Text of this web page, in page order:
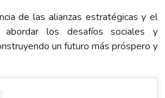
de las alianzas estratégicas y el
abordar los desafíos sociales y
un futuro más próspero y